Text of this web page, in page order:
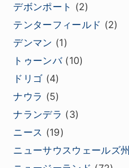
デボンポート (2)
テンターフィールド (2)
デンマン (1)
トゥーンバ(10)
ドリゴ (4)
ナウラ (5)
ナランデラ (3)
ニース (19)
ニューサウスウェールズ州